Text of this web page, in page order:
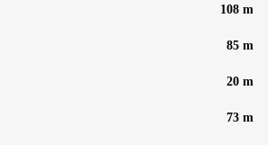
108 m
85 m
20 m
73 m